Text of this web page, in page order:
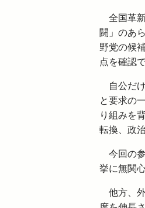
全国革新
闘」のあ
野党の候
点を確認
自公だけ
と要求の
り組みを
転換、政
今回の参
挙に無関
他方、外